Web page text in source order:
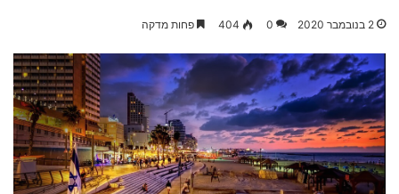
2 בנובמבר 2020 0
404 פחות מדקה